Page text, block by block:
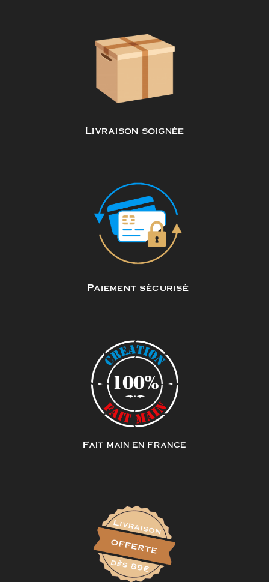
Livraison soignée
Paiement sécurisé
Fait main en France